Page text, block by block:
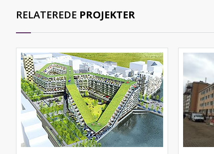
RELATEREDE PROJEKTER